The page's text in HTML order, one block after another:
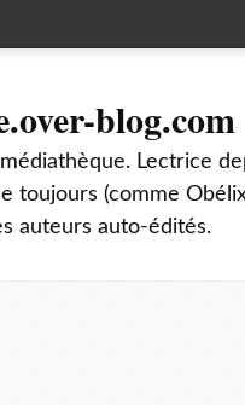
blog.com
Lectrice
toujours (comme
auteurs auto-édités.